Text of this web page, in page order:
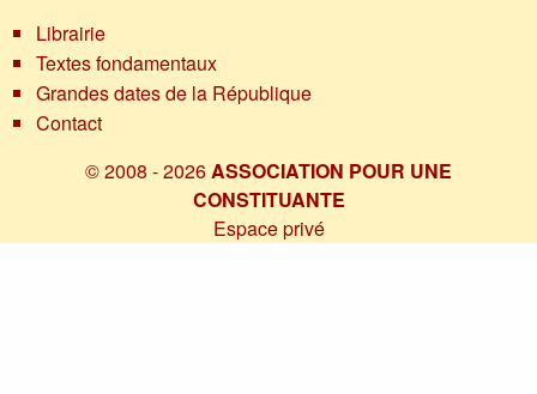
Librairie
Textes fondamentaux
Grandes dates de la République
Contact
© 2008 - 2026ASSOCIATION POUR UNE
CONSTITUANTE
Espace privé